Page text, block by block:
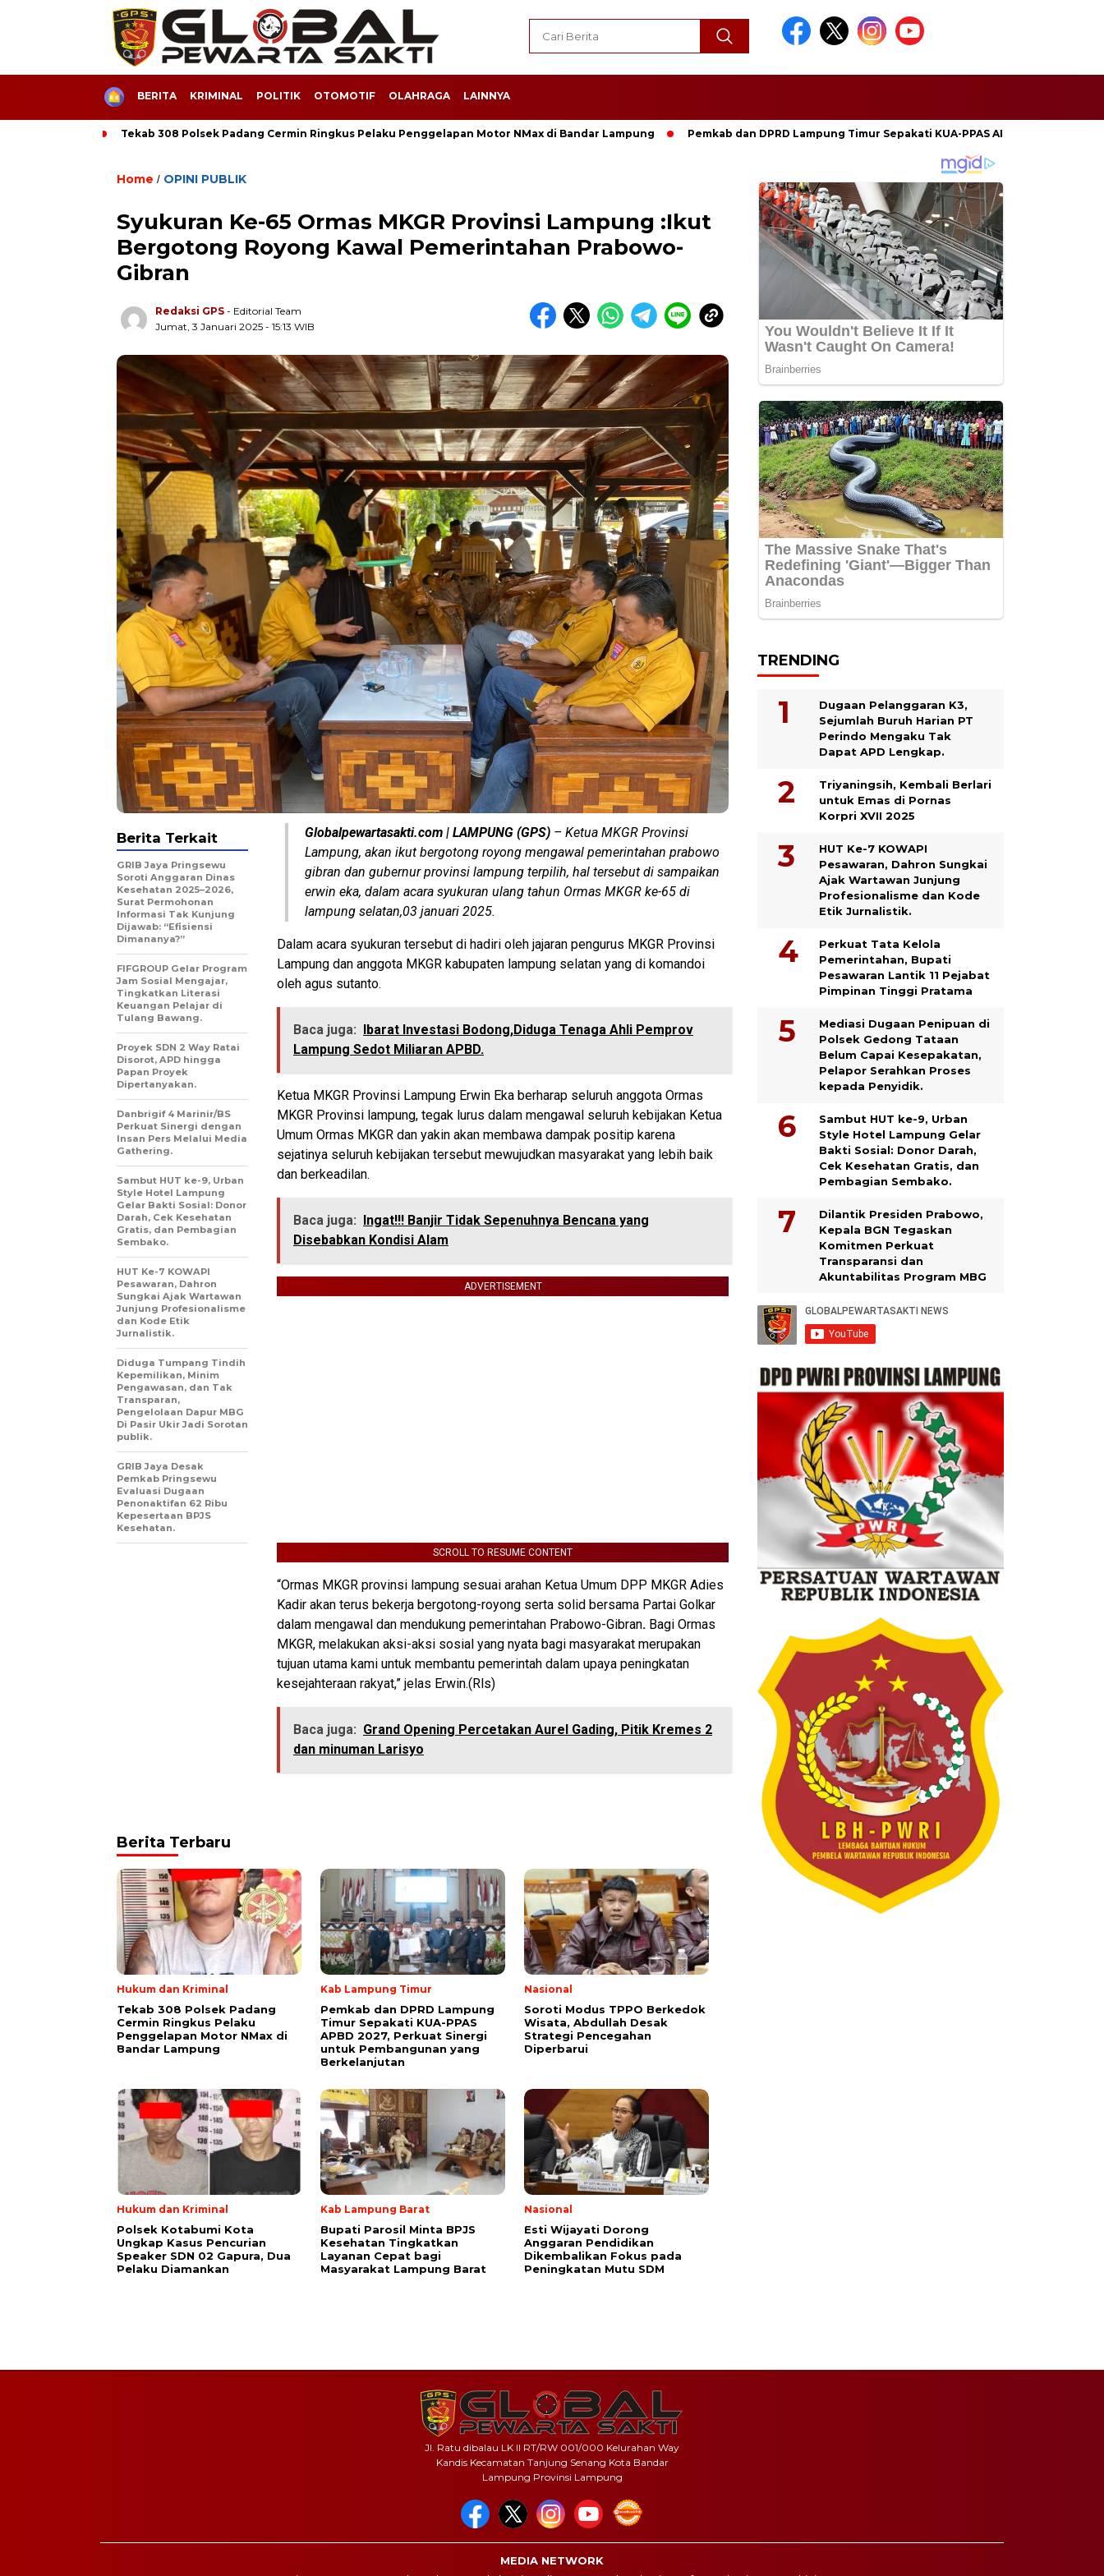
HOME
BERITA KRIMINAL POLITIK OTOMOTIF OLAHRAGA LAINNYA
Tekab 308 Polsek Padang Cermin Ringkus Pelaku Penggelapan Motor NMax di Bandar Lampung Pemkab dan DPRD Lampung Timur Sepakati KUA-PPAS APBD 2027,
Home / OPINI PUBLIK
Syukuran Ke-65 Ormas MKGR Provinsi Lampung :Ikut
Bergotong Royong Kawal Pemerintahan Prabowo-
Gibran
Redaksi GPS - Editorial Team
Jumat, 3 Januari 2025 - 15:13 WIB
Globalpewartasakti.com | LAMPUNG (GPS) – Ketua MKGR Provinsi
Lampung, akan ikut bergotong royong mengawal pemerintahan prabowo
gibran dan gubernur provinsi lampung terpilih, hal tersebut di sampaikan
erwin eka, dalam acara syukuran ulang tahun Ormas MKGR ke-65 di
lampung selatan,03 januari 2025.
Dalam acara syukuran tersebut di hadiri oleh jajaran pengurus MKGR Provinsi
Lampung dan anggota MKGR kabupaten lampung selatan yang di komandoi
oleh agus sutanto.
Baca juga:
Ibarat Investasi Bodong,Diduga Tenaga Ahli Pemprov
Lampung Sedot Miliaran APBD.
Ketua MKGR Provinsi Lampung Erwin Eka berharap seluruh anggota Ormas
MKGR Provinsi lampung, tegak lurus dalam mengawal seluruh kebijakan Ketua
Umum Ormas MKGR dan yakin akan membawa dampak positip karena
sejatinya seluruh kebijakan tersebut mewujudkan masyarakat yang lebih baik
dan berkeadilan.
Baca juga:
Ingat!!! Banjir Tidak Sepenuhnya Bencana yang
Disebabkan Kondisi Alam
ADVERTISEMENT
SCROLL TO RESUME CONTENT
“Ormas MKGR provinsi lampung sesuai arahan Ketua Umum DPP MKGR Adies
Kadir akan terus bekerja bergotong-royong serta solid bersama Partai Golkar
dalam mengawal dan mendukung pemerintahan Prabowo-Gibran. Bagi Ormas
MKGR, melakukan aksi-aksi sosial yang nyata bagi masyarakat merupakan
tujuan utama kami untuk membantu pemerintah dalam upaya peningkatan
kesejahteraan rakyat,” jelas Erwin.(Rls)
Baca juga: Grand Opening Percetakan Aurel Gading, Pitik Kremes 2
dan minuman Larisyo
Berita Terkait
GRIB Jaya Pringsewu
Soroti Anggaran Dinas
Kesehatan 2025–2026,
Surat Permohonan
Informasi Tak Kunjung
Dijawab: “Efisiensi
Dimananya?”
FIFGROUP Gelar Program
Jam Sosial Mengajar,
Tingkatkan Literasi
Keuangan Pelajar di
Tulang Bawang.
Proyek SDN 2 Way Ratai
Disorot, APD hingga
Papan Proyek
Dipertanyakan.
Danbrigif 4 Marinir/BS
Perkuat Sinergi dengan
Insan Pers Melalui Media
Gathering.
Sambut HUT ke-9, Urban
Style Hotel Lampung
Gelar Bakti Sosial: Donor
Darah, Cek Kesehatan
Gratis, dan Pembagian
Sembako.
HUT Ke-7 KOWAPI
Pesawaran, Dahron
Sungkai Ajak Wartawan
Junjung Profesionalisme
dan Kode Etik
Jurnalistik.
Diduga Tumpang Tindih
Kepemilikan, Minim
Pengawasan, dan Tak
Transparan,
Pengelolaan Dapur MBG
Di Pasir Ukir Jadi Sorotan
publik.
GRIB Jaya Desak
Pemkab Pringsewu
Evaluasi Dugaan
Penonaktifan 62 Ribu
Kepesertaan BPJS
Kesehatan.
Berita Terbaru
Hukum dan Kriminal
Tekab 308 Polsek Padang
Cermin Ringkus Pelaku
Penggelapan Motor NMax di
Bandar Lampung
Kab Lampung Timur
Pemkab dan DPRD Lampung
Timur Sepakati KUA-PPAS
APBD 2027, Perkuat Sinergi
untuk Pembangunan yang
Berkelanjutan
Nasional
Soroti Modus TPPO Berkedok
Wisata, Abdullah Desak
Strategi Pencegahan
Diperbarui
Hukum dan Kriminal
Polsek Kotabumi Kota
Ungkap Kasus Pencurian
Speaker SDN 02 Gapura, Dua
Pelaku Diamankan
Kab Lampung Barat
Bupati Parosil Minta BPJS
Kesehatan Tingkatkan
Layanan Cepat bagi
Masyarakat Lampung Barat
Nasional
Esti Wijayati Dorong
Anggaran Pendidikan
Dikembalikan Fokus pada
Peningkatan Mutu SDM
TRENDING
Dugaan Pelanggaran K3,
Sejumlah Buruh Harian PT
Perindo Mengaku Tak
Dapat APD Lengkap.
Triyaningsih, Kembali Berlari
untuk Emas di Pornas
Korpri XVII 2025
HUT Ke-7 KOWAPI
Pesawaran, Dahron Sungkai
Ajak Wartawan Junjung
Profesionalisme dan Kode
Etik Jurnalistik.
Perkuat Tata Kelola
Pemerintahan, Bupati
Pesawaran Lantik 11 Pejabat
Pimpinan Tinggi Pratama
Mediasi Dugaan Penipuan di
Polsek Gedong Tataan
Belum Capai Kesepakatan,
Pelapor Serahkan Proses
kepada Penyidik.
Sambut HUT ke-9, Urban
Style Hotel Lampung Gelar
Bakti Sosial: Donor Darah,
Cek Kesehatan Gratis, dan
Pembagian Sembako.
Dilantik Presiden Prabowo,
Kepala BGN Tegaskan
Komitmen Perkuat
Transparansi dan
Akuntabilitas Program MBG
Jl. Ratu dibalau LK II RT/RW 001/000 Kelurahan Way
Kandis Kecamatan Tanjung Senang Kota Bandar
Lampung Provinsi Lampung
MEDIA NETWORK